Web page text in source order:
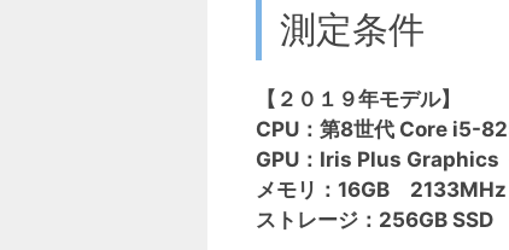
測定条件
【２０１９年モデル】
CPU：第8世代 Core i5-
GPU：Iris Plus
メモリ：16GB 2133MHz
ストレージ：256GB SSD